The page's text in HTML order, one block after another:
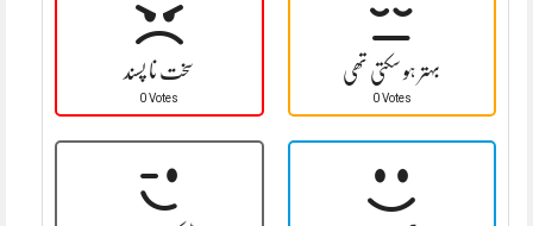
سخت نا پسند
0 Votes
بہتر ہو سکتی تھی
0 Votes